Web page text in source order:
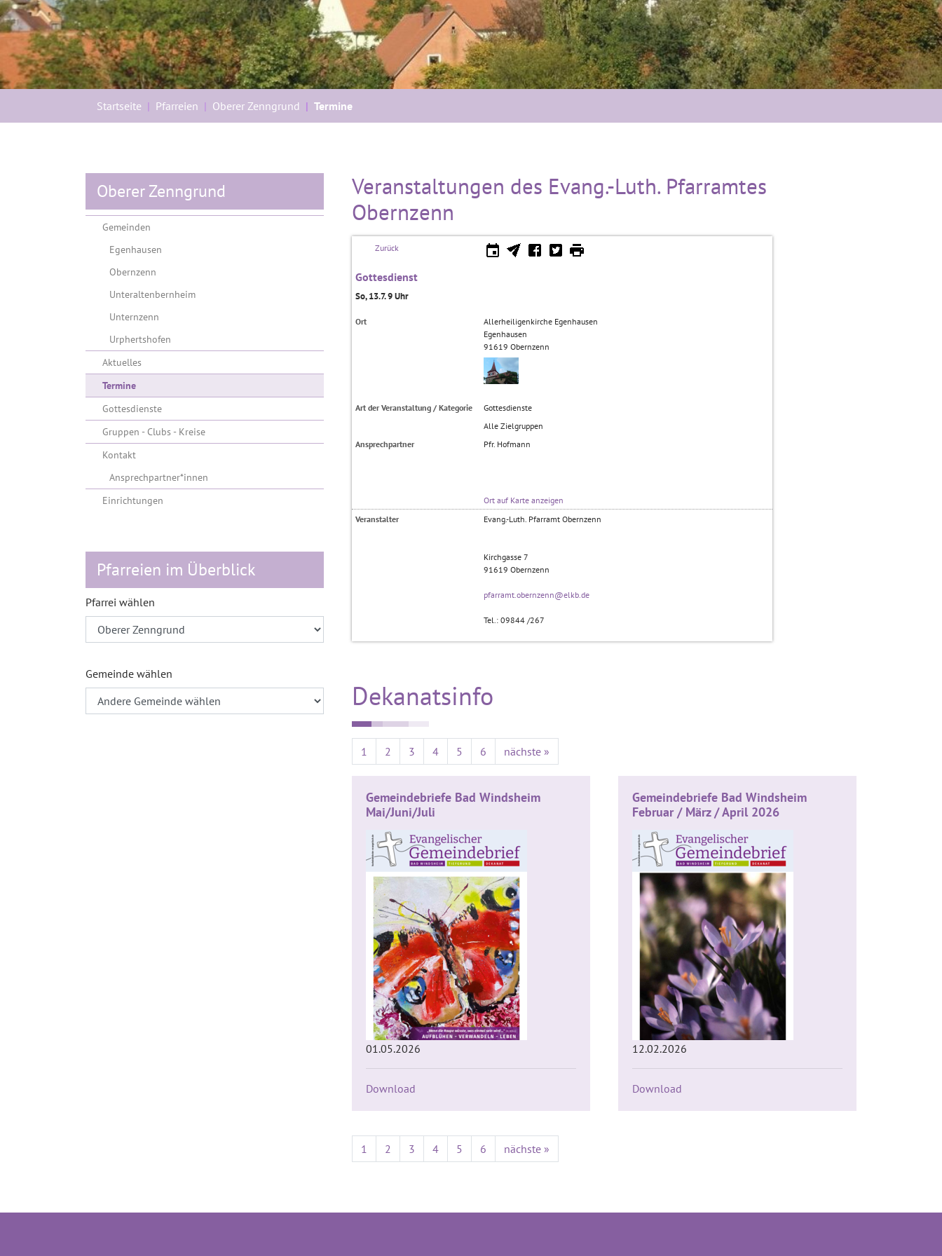
Startseite Pfarreien Oberer Zenngrund Termine
Oberer Zenngrund
Gemeinden
Egenhausen
Obernzenn
Unteraltenbernheim
Unternzenn
Urphertshofen
Aktuelles
Termine(current)
Gottesdienste
Gruppen - Clubs - Kreise
Kontakt
Ansprechpartner*innen
Einrichtungen
Pfarreien im Überblick
Pfarrei wählen
Gemeinde wählen
Veranstaltungen des Evang.-Luth. Pfarramtes
Obernzenn
Zurück
Gottesdienst
So, 13.7. 9 Uhr
Ort
Allerheiligenkirche Egenhausen
Egenhausen
91619 Obernzenn
Art der Veranstaltung / Kategorie
Gottesdienste
Alle Zielgruppen
Ansprechpartner
Pfr. Hofmann
Ort auf Karte anzeigen
Veranstalter
Evang.-Luth. Pfarramt Obernzenn
Kirchgasse 7
91619 Obernzenn
pfarramt.obernzenn@elkb.de
Tel.: 09844 /267
Dekanatsinfo
1 2 3 4 5 6 nächste »
Gemeindebriefe Bad Windsheim
Mai/Juni/Juli
01.05.2026
Download
Gemeindebriefe Bad Windsheim
Februar / März / April 2026
12.02.2026
Download
1 2 3 4 5 6 nächste »